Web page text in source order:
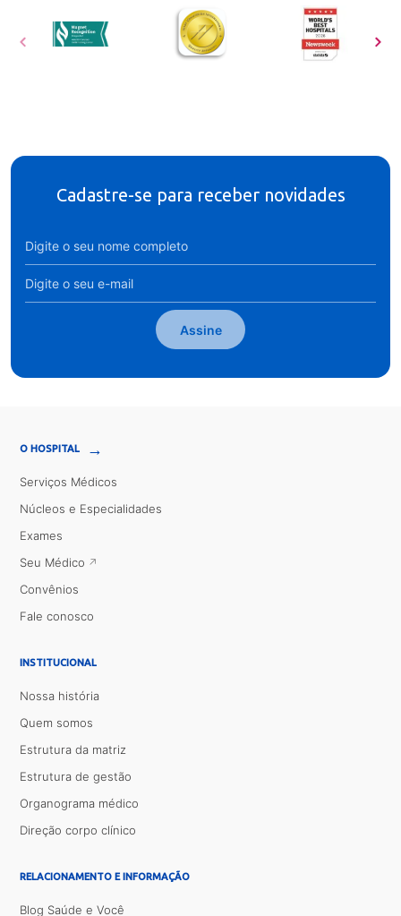
Cadastre-se para receber novidades
Assine
O HOSPITAL →
Serviços Médicos
Núcleos e Especialidades
Exames
Seu Médico
Convênios
Fale conosco
INSTITUCIONAL
Nossa história
Quem somos
Estrutura da matriz
Estrutura de gestão
Organograma médico
Direção corpo clínico
RELACIONAMENTO E INFORMAÇÃO
Blog Saúde e Você